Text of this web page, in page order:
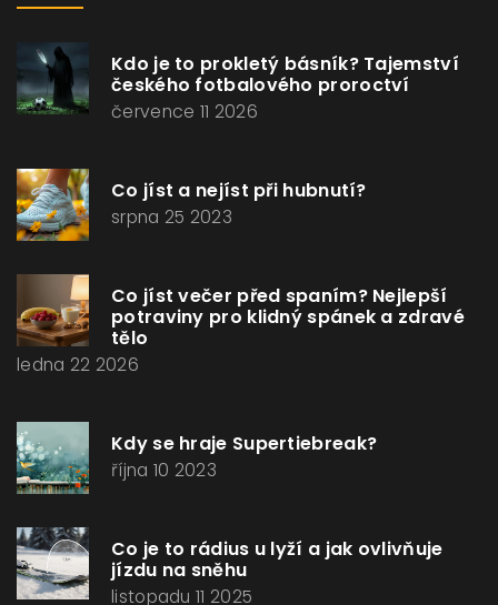
Kdo je to prokletý básník? Tajemství
českého fotbalového proroctví
července 11 2026
Co jíst a nejíst při hubnutí?
srpna 25 2023
Co jíst večer před spaním? Nejlepší
potraviny pro klidný spánek a zdravé
tělo
ledna 22 2026
Kdy se hraje Supertiebreak?
října 10 2023
Co je to rádius u lyží a jak ovlivňuje
jízdu na sněhu
listopadu 11 2025